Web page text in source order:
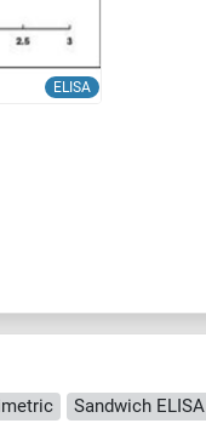
ELISA
Sandwich ELISA